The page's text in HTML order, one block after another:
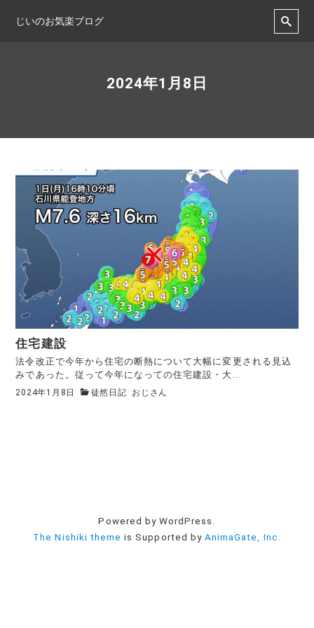
じいのお気楽ブログ
2024年1月8日
住宅建設
法令改正で今年から住宅の断熱について大幅に変更される見込
みであった。従って今年になっての住宅建設・大...
2024年1月8日 徒然日記 おじさん
Powered by WordPress.
The Nishiki theme is Supported by AnimaGate, Inc.